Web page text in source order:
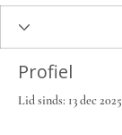
Profiel
Lid sinds: 13 dec 2025